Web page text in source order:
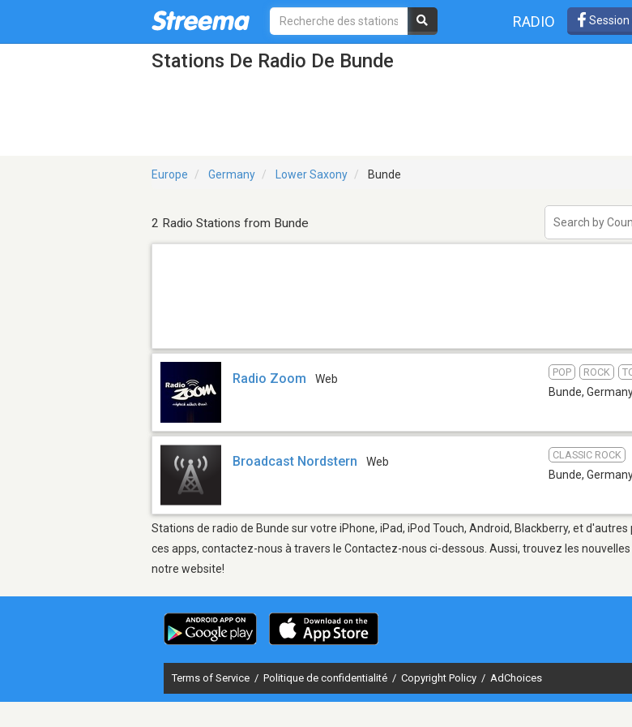
RADIO Session
Stations De Radio De Bunde
Europe Germany Lower Saxony Bunde
2 Radio Stations from Bunde
Radio Zoom Web
POP ROCK
Bunde,
Broadcast Nordstern Web
CLASSIC ROCK
Bunde,
Stations de radio de Bunde sur votre iPhone, iPad, iPod Touch, Android, Blackberry, et
ces apps, contactez-nous à travers le Contactez-nous ci-dessous. Aussi, trouvez les
notre website!
Terms of Service / Politique de confidentialité / Copyright Policy / AdChoices